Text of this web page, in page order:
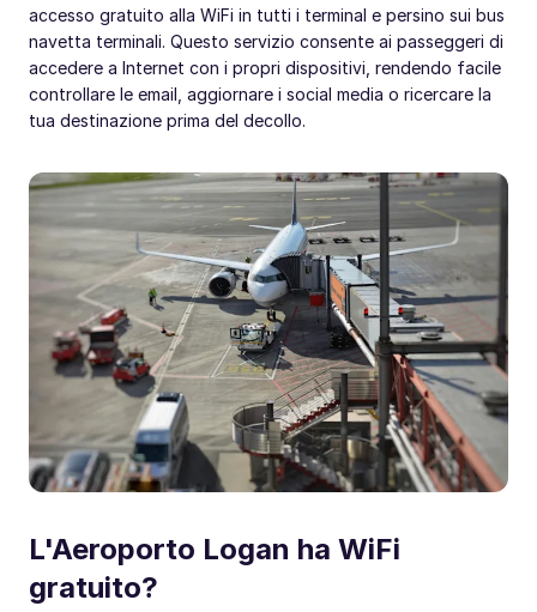
accesso gratuito alla WiFi in tutti i terminal e persino sui bus
navetta terminali. Questo servizio consente ai passeggeri di
accedere a Internet con i propri dispositivi, rendendo facile
controllare le email, aggiornare i social media o ricercare la
tua destinazione prima del decollo.
L'Aeroporto Logan ha WiFi
gratuito?